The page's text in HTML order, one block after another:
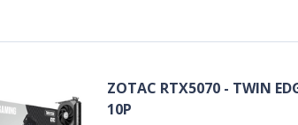
ZOTAC RTX5070 - TWIN
10P